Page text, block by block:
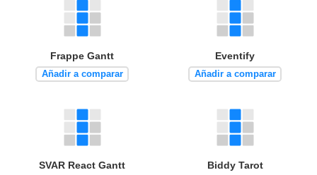
Frappe Gantt
Añadir a comparar
Eventify
Añadir a comparar
SVAR React Gantt Biddy Tarot